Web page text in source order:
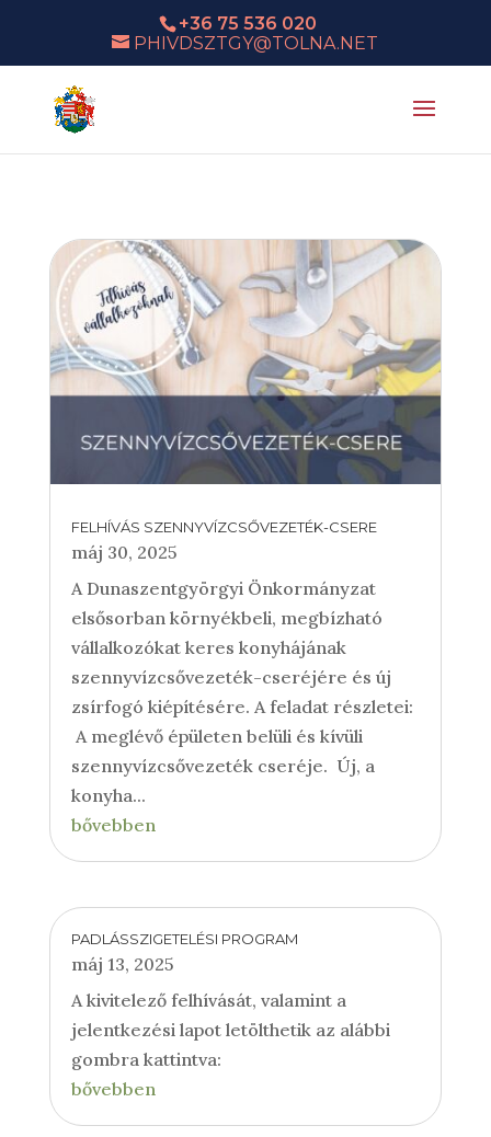
+36 75 536 020
PHIVDSZTGY@TOLNA.NET
FELHÍVÁS SZENNYVÍZCSŐVEZETÉK-CSERE
máj 30, 2025
A Dunaszentgyörgyi Önkormányzat
elsősorban környékbeli, megbízható
vállalkozókat keres konyhájának
szennyvízcsővezeték-cseréjére és új
zsírfogó kiépítésére. A feladat részletei:
A meglévő épületen belüli és kívüli
szennyvízcsővezeték cseréje. Új, a
konyha...
bővebben
PADLÁSSZIGETELÉSI PROGRAM
máj 13, 2025
A kivitelező felhívását, valamint a
jelentkezési lapot letölthetik az alábbi
gombra kattintva:
bővebben